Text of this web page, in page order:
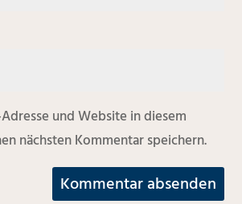
und Website in diesem
nächsten Kommentar speichern.